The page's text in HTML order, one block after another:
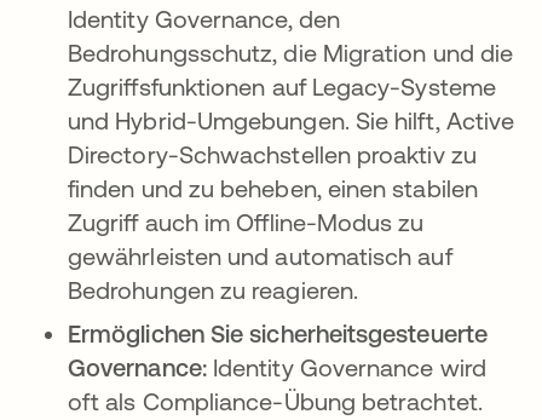
Identity Governance, den
Bedrohungsschutz, die Migration und die
Zugriffsfunktionen auf Legacy-Systeme
und Hybrid-Umgebungen. Sie hilft, Active
Directory-Schwachstellen proaktiv zu
finden und zu beheben, einen stabilen
Zugriff auch im Offline-Modus zu
gewährleisten und automatisch auf
Bedrohungen zu reagieren.
Ermöglichen Sie sicherheitsgesteuerte
Governance:Identity Governance wird
oft als Compliance-Übung betrachtet.